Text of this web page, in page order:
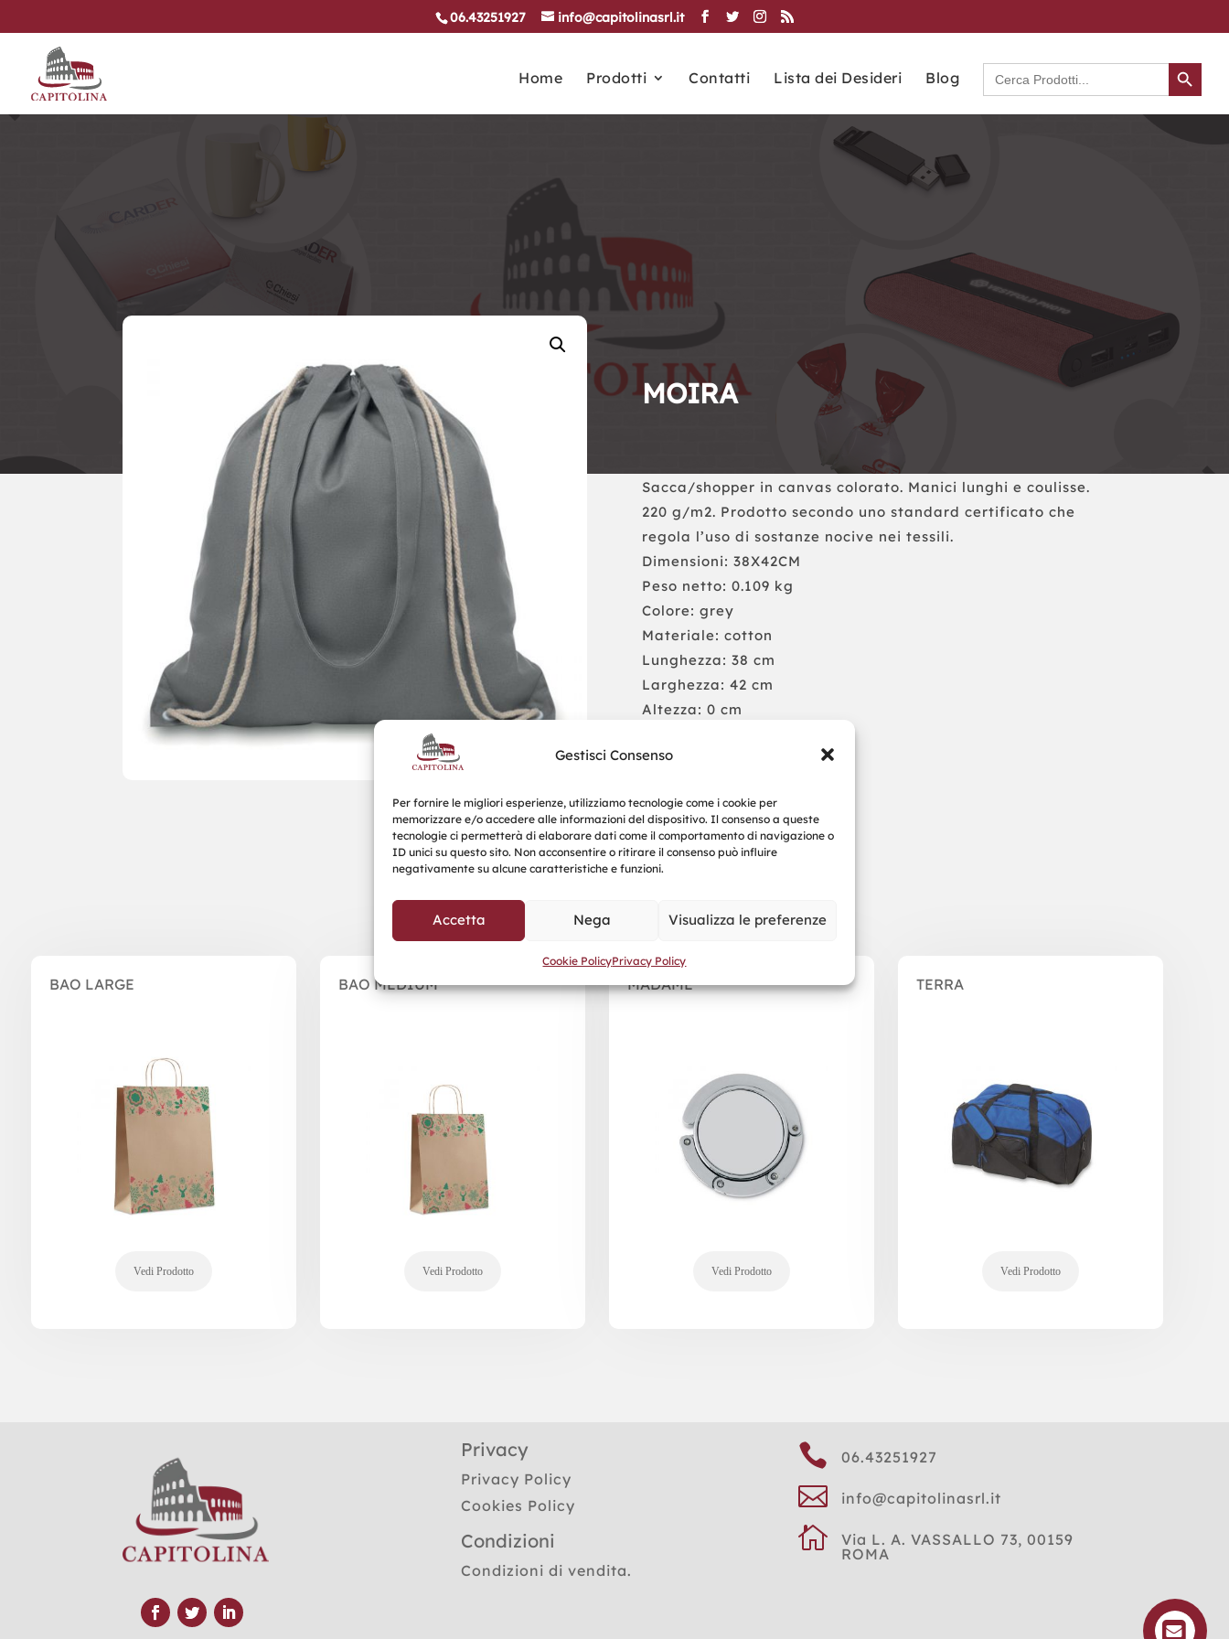
Gestisci Consenso
Per fornire le migliori esperienze, utilizziamo tecnologie come i cookie per
memorizzare e/o accedere alle informazioni del dispositivo. Il consenso a queste
tecnologie ci permetterà di elaborare dati come il comportamento di navigazione o
ID unici su questo sito. Non acconsentire o ritirare il consenso può influire
negativamente su alcune caratteristiche e funzioni.
Accetta Nega Visualizza le preferenze
Cookie PolicyPrivacy Policy
06.43251927 info@capitolinasrl.it
Home Prodotti Contatti Lista dei Desideri Blog Search
for:
Search Button
MOIRA
Sacca/shopper in canvas colorato. Manici lunghi e coulisse.
220 g/m2. Prodotto secondo uno standard certificato che
regola l’uso di sostanze nocive nei tessili.
Dimensioni: 38X42CM
Peso netto: 0.109 kg
Colore: grey
Materiale: cotton
Lunghezza: 38 cm
Larghezza: 42 cm
Altezza: 0 cm
Richiedi un Preventivo
Prodotti correlati
BAO LARGE BAO MEDIUM MADAME TERRA
Privacy
Privacy Policy
Cookies Policy
Condizioni
Condizioni di vendita.
 06.43251927
 info@capitolinasrl.it

Via L. A. VASSALLO 73, 00159
ROMA